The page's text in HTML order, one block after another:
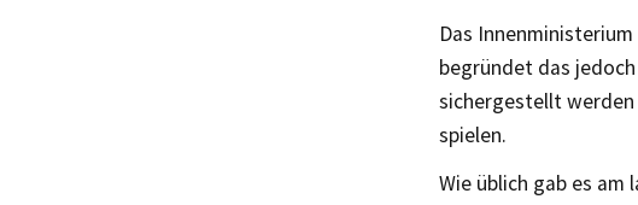
Das
begründet das
sichergestellt werden
spielen.
Wie üblich gab es